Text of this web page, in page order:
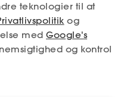
udgangspunkt
dette er hænger
ikke er
ingen regler
alder må
teknologier til at
og
med Google's
og kontrol